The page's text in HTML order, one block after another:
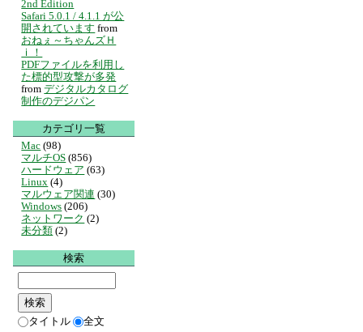
2nd Edition
Safari 5.0.1 / 4.1.1 が公
開されています from
おねぇ～ちゃんズＨ
ｉ！
PDFファイルを利用し
た標的型攻撃が多発
from デジタルカタログ
制作のデジパン
カテゴリ一覧
Mac (98)
マルチOS (856)
ハードウェア (63)
Linux (4)
マルウェア関連 (30)
Windows (206)
ネットワーク (2)
未分類 (2)
検索
タイトル 全文